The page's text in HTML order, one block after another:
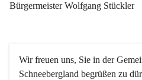
Bürgermeister Wolfgang Stückler
Wir freuen uns, Sie in der
Schneebergland begrüßen zu